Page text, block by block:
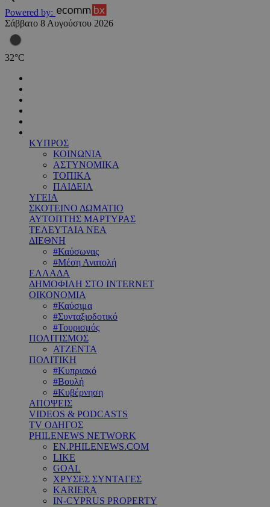
Powered by:
Σάββατο 8 Αυγούστου 2026
32°C
ΚΥΠΡΟΣ
ΚΟΙΝΩΝΙΑ
ΑΣΤΥΝΟΜΙΚΑ
ΤΟΠΙΚΑ
ΠΑΙΔΕΙΑ
ΥΓΕΙΑ
ΣΚΟΤΕΙΝΟ ΔΩΜΑΤΙΟ
ΑΥΤΟΠΤΗΣ ΜΑΡΤΥΡΑΣ
ΤΕΛΕΥΤΑΙΑ ΝΕΑ
ΔΙΕΘΝΗ
#Καύσωνας
#Μέση Ανατολή
ΕΛΛΑΔΑ
ΔΗΜΟΦΙΛΗ ΣΤΟ INTERNET
ΟΙΚΟΝΟΜΙΑ
#Καύσιμα
#Συνταξιοδοτικό
#Τουρισμός
ΠΟΛΙΤΙΣΜΟΣ
ΑΤΖΕΝΤΑ
ΠΟΛΙΤΙΚΗ
#Κυπριακό
#Βουλή
#Κυβέρνηση
ΑΠΟΨΕΙΣ
VIDEOS & PODCASTS
TV ΟΔΗΓΟΣ
PHILENEWS NETWORK
EN.PHILENEWS.COM
LIKE
GOAL
ΧΡΥΣΕΣ ΣΥΝΤΑΓΕΣ
KARIERA
IN-CYPRUS PROPERTY